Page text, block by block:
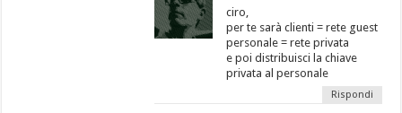
ciro,
per te sarà clienti = rete guest
personale = rete privata
e poi distribuisci la chiave
privata al personale
Rispondi